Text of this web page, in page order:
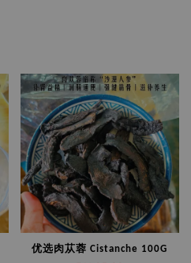
优选肉苁蓉 Cistanche 100G